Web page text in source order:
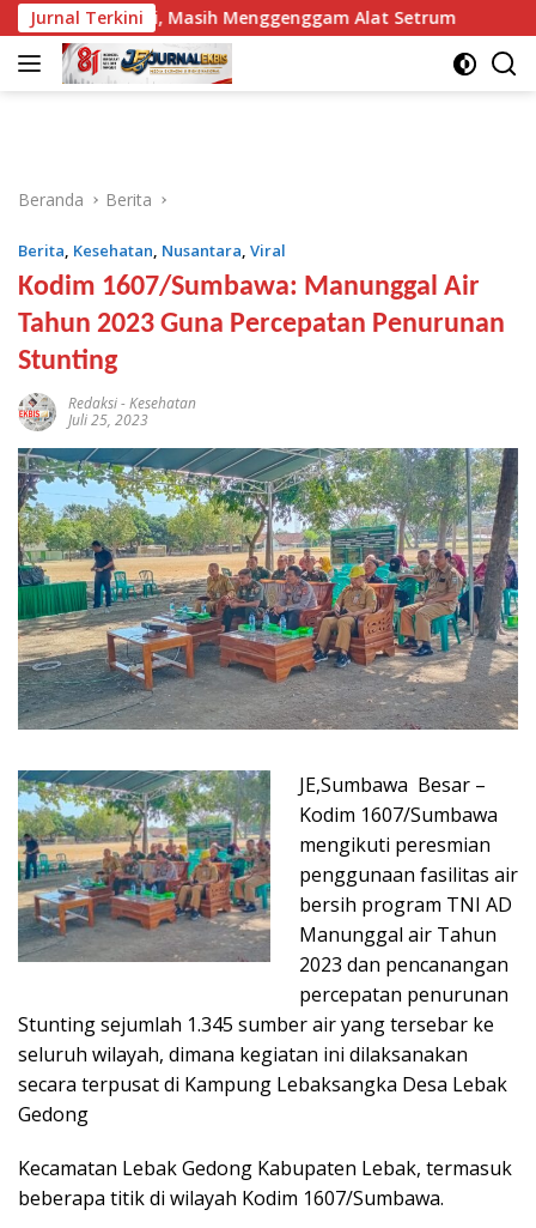
Langsung
ke
konten
Jurnal Terkini
Masih Menggenggam Alat Setrum NTB
Beranda Berita
Berita, Kesehatan, Nusantara, Viral
Kodim 1607/Sumbawa: Manunggal Air
Tahun 2023 Guna Percepatan Penurunan
Stunting
Redaksi-Kesehatan
Juli 25, 2023
JE,Sumbawa Besar –
Kodim 1607/Sumbawa
mengikuti peresmian
penggunaan fasilitas air
bersih program TNI AD
Manunggal air Tahun
2023 dan pencanangan
percepatan penurunan
Stunting sejumlah 1.345 sumber air yang tersebar ke
seluruh wilayah, dimana kegiatan ini dilaksanakan
secara terpusat di Kampung Lebaksangka Desa Lebak
Gedong
Kecamatan Lebak Gedong Kabupaten Lebak, termasuk
beberapa titik di wilayah Kodim 1607/Sumbawa.